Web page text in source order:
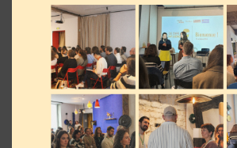
articles
Découvrez notre documentaire